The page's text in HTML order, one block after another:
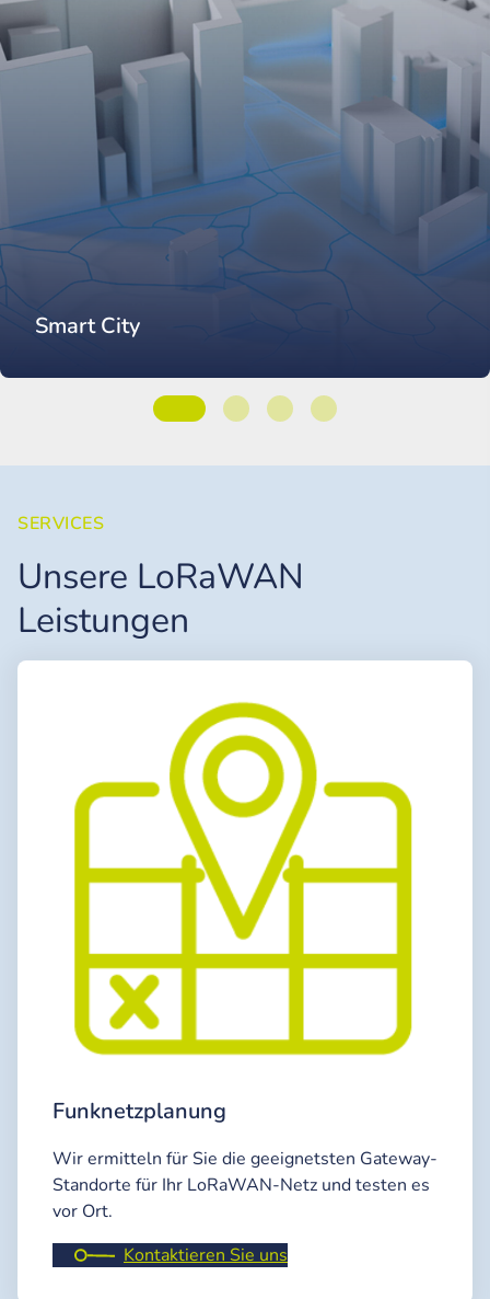
Smart City
SERVICES
Unsere LoRaWAN
Leistungen
Funknetzplanung
Wir ermitteln für Sie die geeignetsten Gateway-
Standorte für Ihr LoRaWAN-Netz und testen es
vor Ort.
Kontaktieren Sie uns